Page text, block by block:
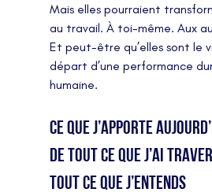
Mais elles pourraient
au travail. À toi-même. Aux
Et peut-être qu’elles sont le
départ d’une performance
humaine.
Ce que j’apporte
de tout ce que j’ai
tout ce que j’entends